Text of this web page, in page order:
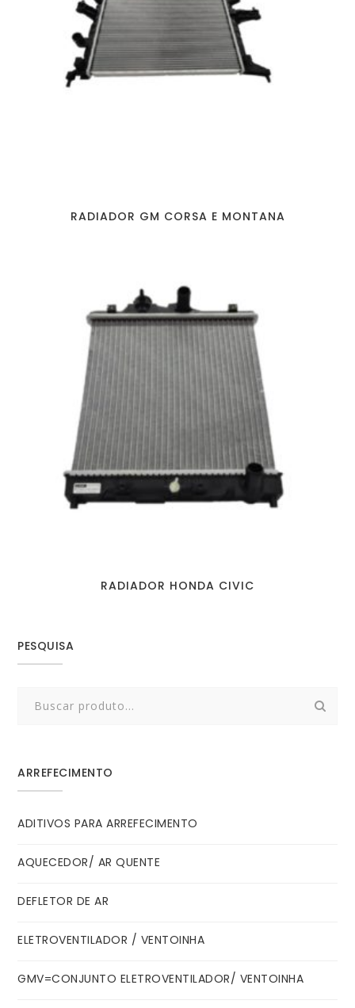
RADIADOR GM CORSA E MONTANA
RADIADOR HONDA CIVIC
PESQUISA
ARREFECIMENTO
ADITIVOS PARA ARREFECIMENTO
AQUECEDOR/ AR QUENTE
DEFLETOR DE AR
ELETROVENTILADOR / VENTOINHA
GMV=CONJUNTO ELETROVENTILADOR/ VENTOINHA